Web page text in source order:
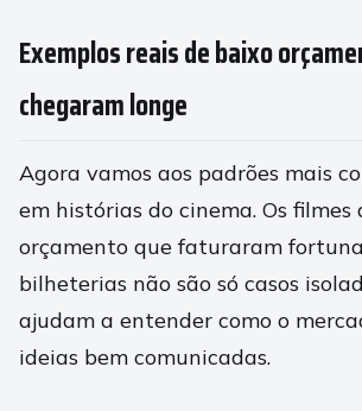
Exemplos reais de baixo
chegaram longe
Agora vamos aos padrões mais
em histórias do cinema. Os filmes
orçamento que faturaram
bilheterias não são só casos
ajudam a entender como o
ideias bem comunicadas.